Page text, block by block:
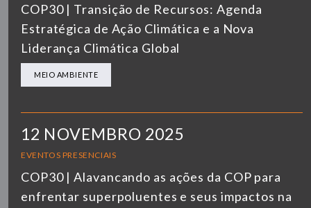
COP30 | Transição de Recursos: Agenda
Estratégica de Ação Climática e a Nova
Liderança Climática Global
MEIO AMBIENTE
12 NOVEMBRO 2025
EVENTOS PRESENCIAIS
COP30 | Alavancando as ações da COP para
enfrentar superpoluentes e seus impactos na